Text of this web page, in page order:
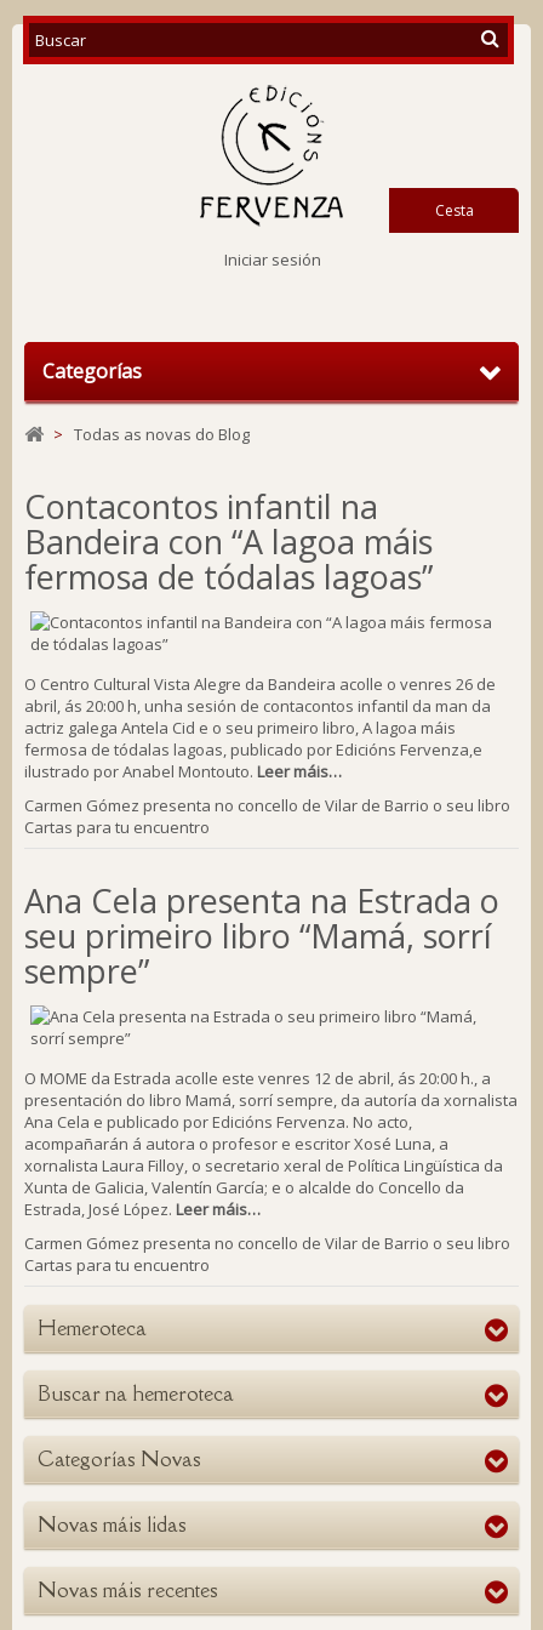
Cesta
Categorías
Iniciar sesión
> Todas as novas do Blog
Contacontos infantil na
Bandeira con “A lagoa máis
fermosa de tódalas lagoas”
O Centro Cultural Vista Alegre da Bandeira acolle o venres 26 de
abril, ás 20:00 h, unha sesión de contacontos infantil da man da
actriz galega Antela Cid e o seu primeiro libro, A lagoa máis
fermosa de tódalas lagoas, publicado por Edicións Fervenza,e
ilustrado por Anabel Montouto. Leer máis…
Carmen Gómez presenta no concello de Vilar de Barrio o seu libro
Cartas para tu encuentro
Ana Cela presenta na Estrada o
seu primeiro libro “Mamá, sorrí
sempre”
O MOME da Estrada acolle este venres 12 de abril, ás 20:00 h., a
presentación do libro Mamá, sorrí sempre, da autoría da xornalista
Ana Cela e publicado por Edicións Fervenza. No acto,
acompañarán á autora o profesor e escritor Xosé Luna, a
xornalista Laura Filloy, o secretario xeral de Política Lingüística da
Xunta de Galicia, Valentín García; e o alcalde do Concello da
Estrada, José López. Leer máis…
Carmen Gómez presenta no concello de Vilar de Barrio o seu libro
Cartas para tu encuentro
Hemeroteca
Buscar na hemeroteca
Categorías Novas
Novas máis lidas
Novas máis recentes